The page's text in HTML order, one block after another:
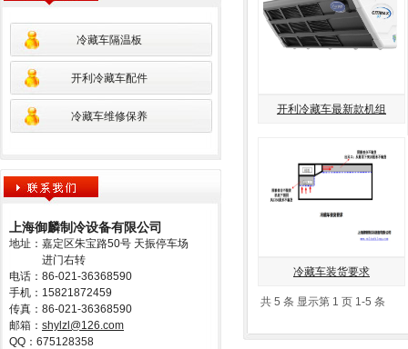
冷藏车隔温板
开利冷藏车配件
冷藏车维修保养
上海御麟制冷设备有限公司
地址：嘉定区朱宝路50号 天振停车场
进门右转
电话：86-021-36368590
手机：15821872459
传真：86-021-36368590
邮箱： shylzl@126.com
QQ：675128358
开利冷藏车最新款机组
冷藏车装货要求
共 5 条 显示第 1 页 1-5 条